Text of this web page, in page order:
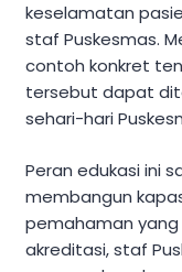
keselamatan
staf Puskesmas.
contoh konkret
tersebut dapat
sehari-hari
Peran edukasi ini
membangun
pemahaman
akreditasi, staf